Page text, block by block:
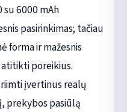
6000 mAh
pasirinkimas; tačiau
forma ir mažesnis
atitikti poreikius.
įvertinus realų
prekybos pasiūlą